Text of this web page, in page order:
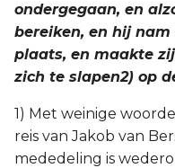
ondergegaan, en
bereiken, en hij
plaats, en maakte
zich te slapen2) op
1) Met weinige
reis van Jakob van
mededeling is